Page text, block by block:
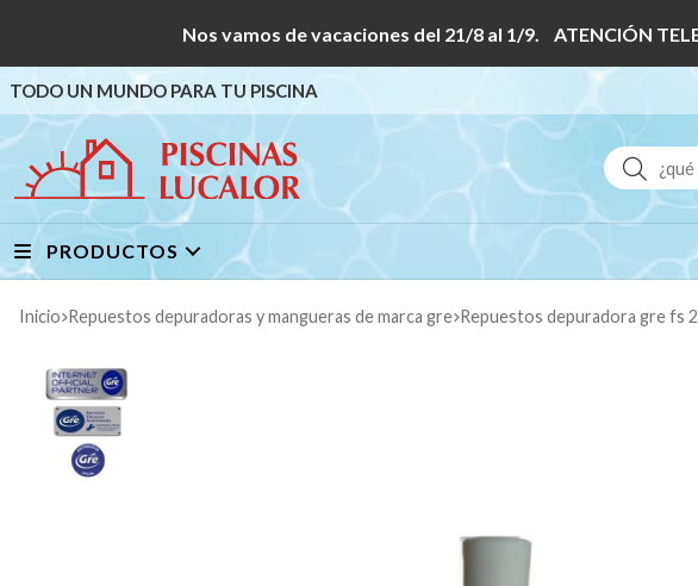
Nos vamos de vacaciones del 21/8 al 1/9. ATENCIÓN
TODO UN MUNDO PARA TU PISCINA
PRODUCTOS
Inicio repuestos depuradoras y mangueras de marca gre repuestos depuradora gre fs